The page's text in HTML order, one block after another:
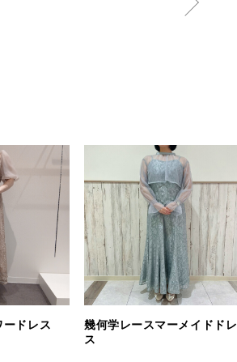
ドレス
幾何学レースマーメイドドレ
ス